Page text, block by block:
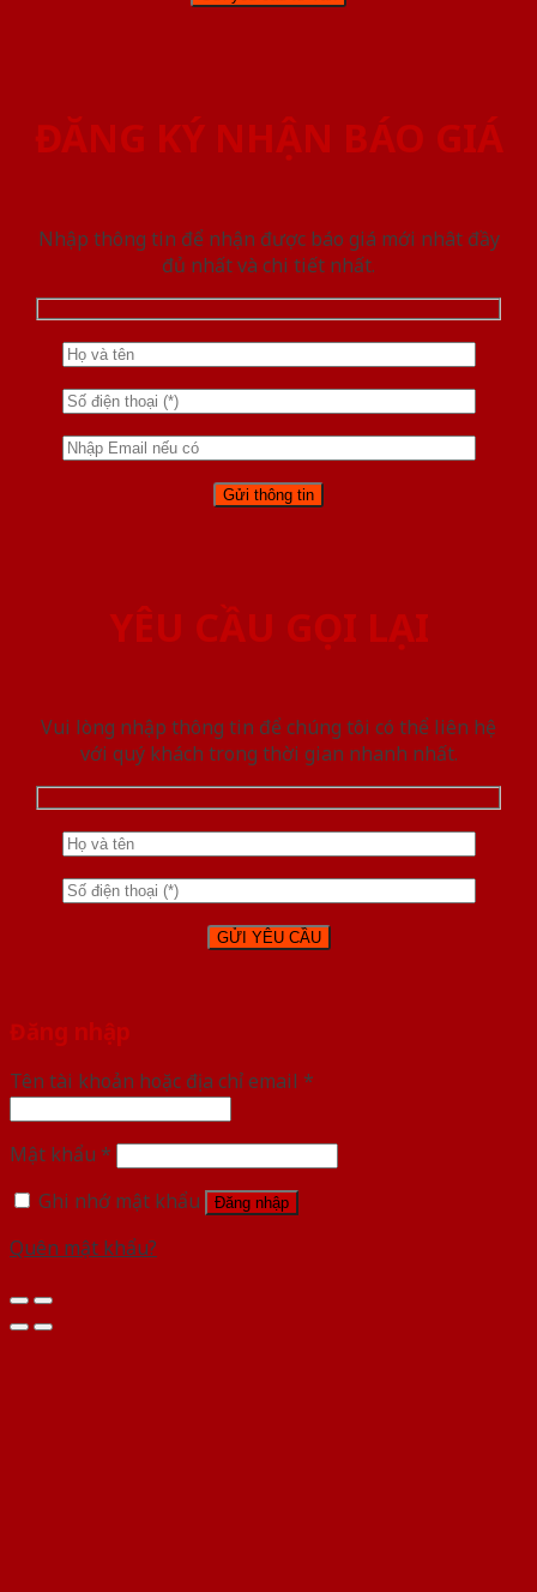
ĐĂNG KÝ NHẬN BÁO GIÁ
Nhập thông tin để nhận được báo giá mới nhât đầy
đủ nhất và chi tiết nhất.
YÊU CẦU GỌI LẠI
Vui lòng nhập thông tin để chúng tôi có thể liên hệ
với quý khách trong thời gian nhanh nhất.
Đăng nhập
Tên tài khoản hoặc địa chỉ email *
Mật khẩu *
Ghi nhớ mật khẩu
Đăng nhập
Quên mật khẩu?